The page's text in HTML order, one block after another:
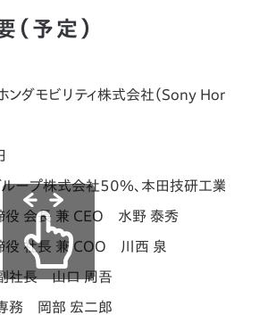
予定）
ンダモビリティ株式会社（Sony Honda
ループ株式会社50％、本田技研工業株
役 会長 兼 CEO 水野 泰秀
役 社長 兼 COO 川西 泉
社長 山口 周吾
務 岡部 宏二郎